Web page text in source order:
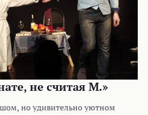
не считая М.»
но удивительно уютном